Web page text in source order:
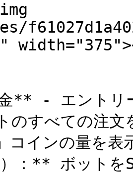
** - エントリ
のすべての注
コインの量を
：** ボットを